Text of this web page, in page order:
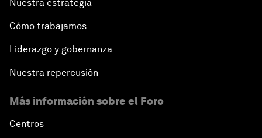
Nuestra estrategia
Cómo trabajamos
Liderazgo y gobernanza
Nuestra repercusión
Más información sobre el Foro
Centros